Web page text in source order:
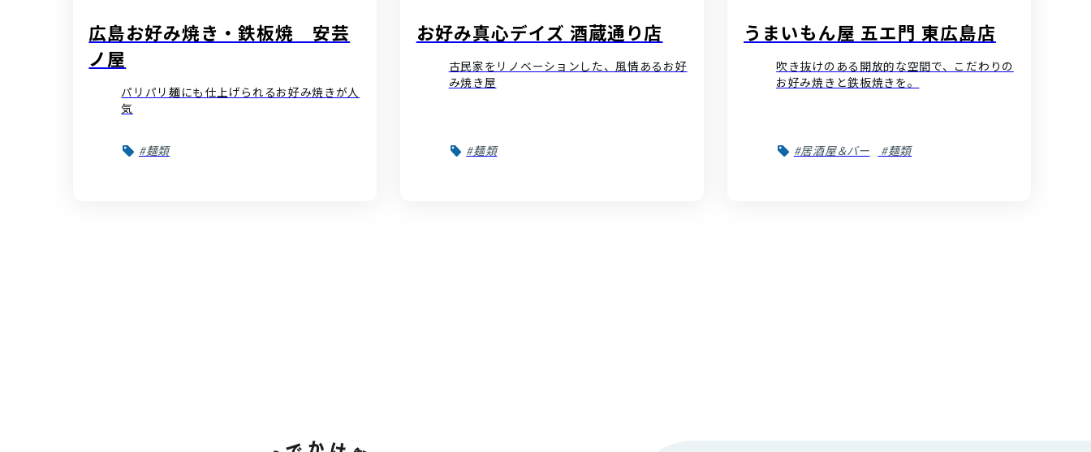
広島お好み焼き・鉄板焼 安芸
ノ屋
パリパリ麺にも仕上げられるお好み焼きが人
気
#麺類
お好み真心デイズ 酒蔵通り店
古民家をリノベーションした、風情あるお好
み焼き屋
#麺類
うまいもん屋 五エ門 東広島店
吹き抜けのある開放的な空間で、こだわりの
お好み焼きと鉄板焼きを。
#居酒屋＆バー #麺類